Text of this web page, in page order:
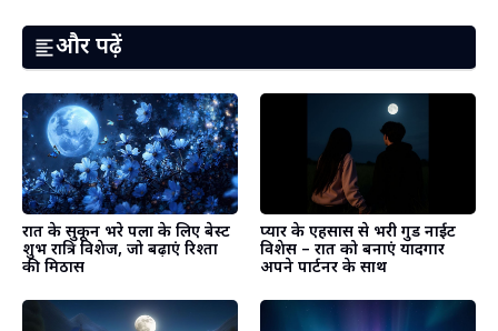
और पढ़ें
रात के सुकून भरे पलों के लिए बेस्ट
शुभ रात्रि विशेज, जो बढ़ाएं रिश्तों
की मिठास
प्यार के एहसास से भरी गुड नाईट
विशेस – रात को बनाएं यादगार
अपने पार्टनर के साथ